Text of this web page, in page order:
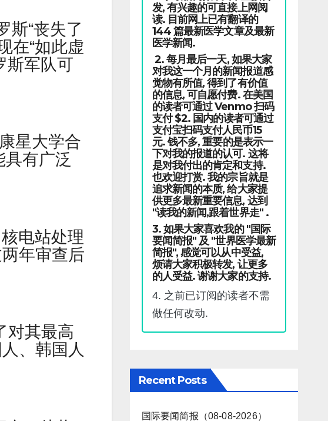
斯“丧失了
在“如此虚
斯军队可
星大学合
有广泛
电站处理
年审查后
对其最高
、韩国人
发, 有兴趣的可直接上网阅
读. 目前网上已有翻译的
144 篇最新医学文章及最新
医学新闻.
2. 每月最后一天, 如果大家
对我这一个月的新闻报道感
觉物有所值, 得到了有价值
的信息, 可自愿付费. 在美国
的读者可通过 Venmo 扫码
支付 $2. 国内的读者可通过
支付宝扫码支付人民币15
元. 钱不多, 重要的是表示一
下对我的报道的认可. 这将
是对我付出的肯定和支持.
也欢迎打赏. 我的宗旨就是
追求新闻的本质, 给大家提
供更多最新重要信息, 达到
"读我的新闻,跟着世界走" .
3. 如果大家喜欢我的 "国际
要闻简报" 及 "世界医学最新
简报", 感觉可以从中受益,
烦请大家积极转发, 让更多
的人受益. 谢谢大家的支持.
4. 之前已订阅的读者不需
做任何改动.
Recent Posts
国际要闻简报（08-08-2026）